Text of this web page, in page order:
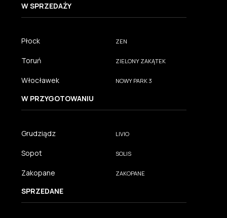
W SPRZEDAŻY
Płock ZEN
Toruń ZIELONY ZAKĄTEK
Włocławek NOWY PARK 3
W PRZYGOTOWANIU
Grudziądz LIVIO
Sopot SOLIS
Zakopane ZAKOPANE
SPRZEDANE